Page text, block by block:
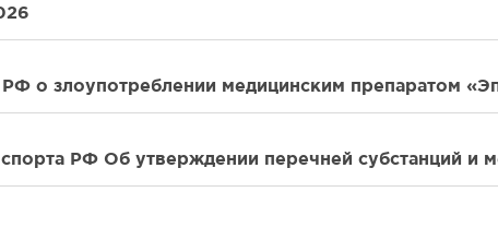
о злоупотреблении медицинским препаратом
РФ Об утверждении перечней субстанций и